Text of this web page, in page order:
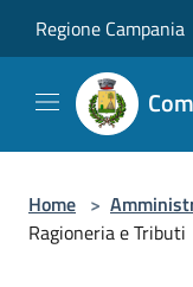
Regione Campania
Home >
Ragioneria e Tributi